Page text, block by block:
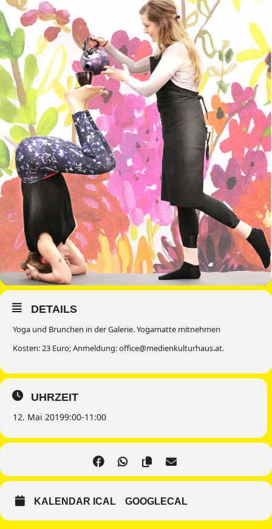
DETAILS
Yoga und Brunchen in der Galerie. Yogamatte mitnehmen
Kosten: 23 Euro; Anmeldung: office@medienkulturhaus.at.
UHRZEIT
12. Mai 20199:00-11:00
KALENDAR ICAL GOOGLECAL